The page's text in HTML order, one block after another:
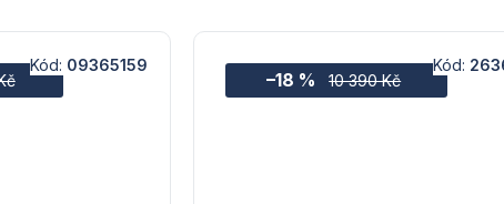
Kód: 09365159
10 390 Kč
–18 %
Kód: